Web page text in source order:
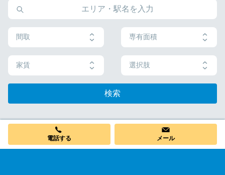
間取 専有面積
家賃 選択肢
検索
電話する メール